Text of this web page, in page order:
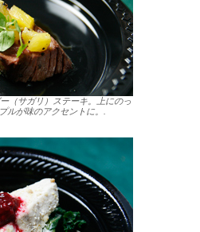
（サガリ）ステーキ。上にのっ
ルが味のアクセントに。.